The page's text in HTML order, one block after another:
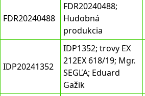
FDR20240488
FDR20240488;
Hudobná
produkcia
IDP20241352
IDP1352; trovy EX
212EX 618/19; Mgr.
SEGĽA; Eduard
Gažik